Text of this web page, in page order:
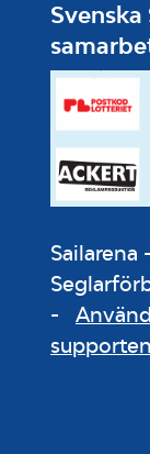
Sailarena
-
supporten